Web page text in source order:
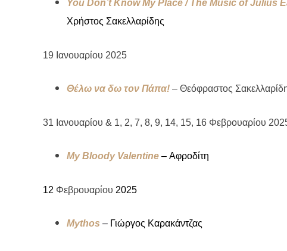
You Don’t Know My Place / The Music of Julius
Χρήστος Σακελλαρίδης
19 Ιανουαρίου 2025
Θέλω να δω τον Πάπα! – Θεόφραστος
31 Ιανουαρίου & 1, 2, 7, 8, 9, 14, 15, 16 Φεβρουαρίου
My Bloody Valentine – Αφροδίτη
12 Φεβρουαρίου 2025
Mythos – Γιώργος Καρακάντζας